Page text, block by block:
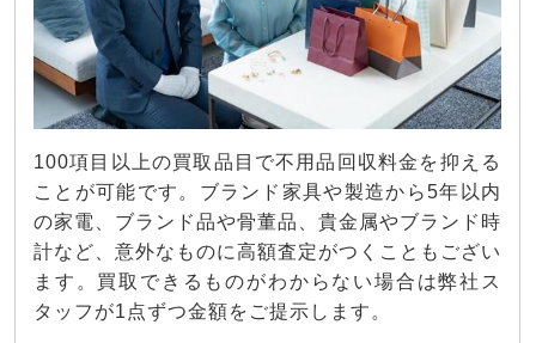
100項目以上の買取品目で不用品回収料金を抑える
ことが可能です。ブランド家具や製造から5年以内
の家電、ブランド品や骨董品、貴金属やブランド時
計など、意外なものに高額査定がつくこともござい
ます。買取できるものがわからない場合は弊社ス
タッフが1点ずつ金額をご提示します。